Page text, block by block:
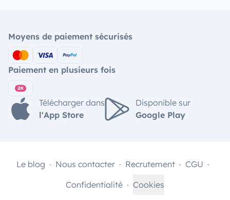
Moyens de paiement sécurisés
Paiement en plusieurs fois
Télécharger dans
l'App Store
Disponible sur
Google Play
Le blog Nous contacter Recrutement
CGU
Confidentialité
Cookies